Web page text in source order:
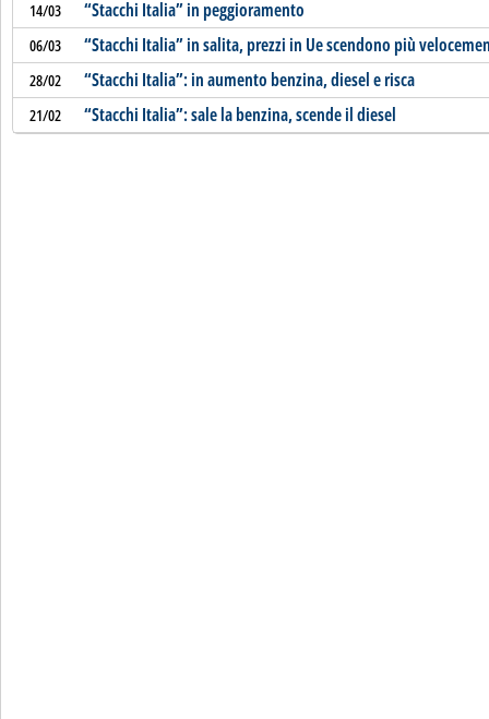
14/03 “Stacchi Italia” in peggioramento
06/03 “Stacchi Italia” in salita, prezzi in Ue scendono più
28/02 “Stacchi Italia”: in aumento benzina, diesel e risca
21/02 “Stacchi Italia”: sale la benzina, scende il diesel